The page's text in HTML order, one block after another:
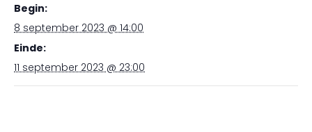
Begin:
8 september 2023 @ 14:00
Einde:
11 september 2023 @ 23:00